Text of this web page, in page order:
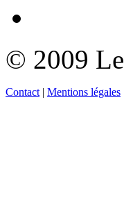
© 2009
Contact | Mentions légales